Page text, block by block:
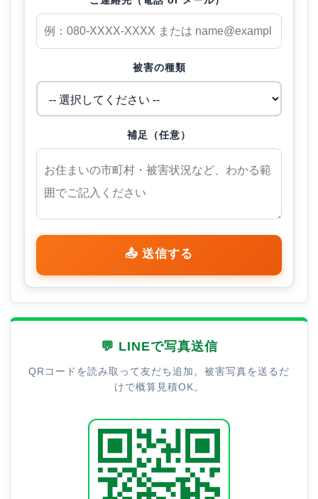
被害の種類
補足（任意）
📤 送信する
💬 LINEで写真送信
QRコードを読み取って友だち追加。被害写真を送るだ
けで概算見積OK。